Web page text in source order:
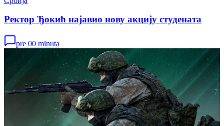
Ректор Ђокић најавио нову акцију студената
pre 00 minuta